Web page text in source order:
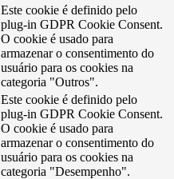
Este cookie é definido pelo
plug-in GDPR Cookie Consent.
O cookie é usado para
armazenar o consentimento do
usuário para os cookies na
categoria "Outros".
Este cookie é definido pelo
plug-in GDPR Cookie Consent.
O cookie é usado para
armazenar o consentimento do
usuário para os cookies na
categoria "Desempenho".